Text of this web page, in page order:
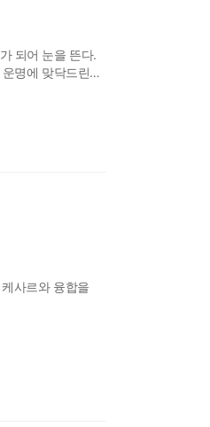
되어 눈을 뜬다.
명에 맞닥드린
사르와 융합을